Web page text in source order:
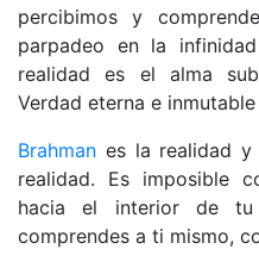
percibimos y
parpadeo en la
realidad es el alma
Verdad eterna e
Brahman es la realidad
realidad. Es imposible
hacia el interior de tu
comprendes a ti mismo,